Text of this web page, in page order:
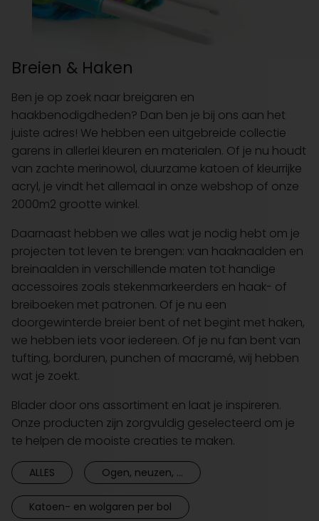
Breien & Haken
Ben je op zoek naar breigaren en
haakbenodigdheden? Dan ben je bij ons aan het
juiste adres! We hebben een uitgebreide collectie
garens in allerlei kleuren en materialen. Of je nu houdt
van zachte merinowol, duurzame katoen of kleurrijke
acryl, je vindt het allemaal in onze webshop of onze
2000m2 grootte winkel.
Daarnaast hebben we alles wat je nodig hebt om je
projecten tot leven te brengen: van haaknaalden en
breinaalden in verschillende maten tot handige
accessoires zoals stekenmarkeerders en haak- of
breiboeken met patronen. Of je nu een
doorgewinterde breier bent of net begint met haken,
we hebben iets voor iedereen. Of je nu fan bent van
tufting, borduren, punchen of macramé, wij hebben
wat je zoekt.
Blader door ons assortiment en laat je inspireren.
Onze producten zijn zorgvuldig geselecteerd om je
te helpen de mooiste creaties te maken.
ALLES Ogen, neuzen, ...
Katoen- en wolgaren per bol